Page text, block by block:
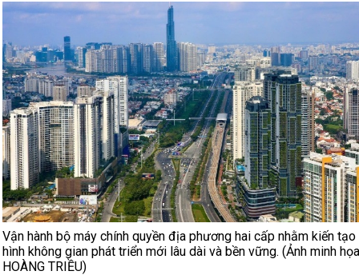
Vận hành bộ máy chính quyền địa phương hai cấp nhằm kiến tạo
hình không gian phát triển mới lâu dài và bền vững. (Ảnh minh
HOÀNG TRIỀU)